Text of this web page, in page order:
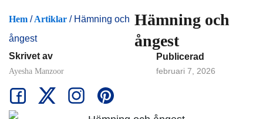
Hem /Artiklar / Hämning och
ångest
Hämning och
ångest
Skrivet av
Ayesha Manzoor
Publicerad
februari 7, 2026